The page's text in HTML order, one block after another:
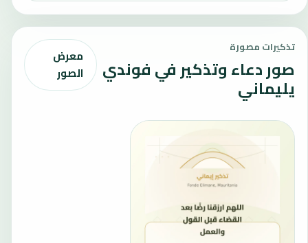
تذكيرات مصورة
صور دعاء وتذكير في فوندي
يليماني
معرض
الصور